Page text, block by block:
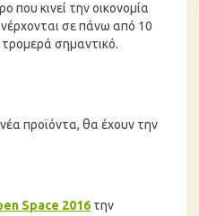
που κινεί την οικονομία
σε πάνω από 10
τρομερά σημαντικό.
προϊόντα, θα έχουν την
Space 2016 την